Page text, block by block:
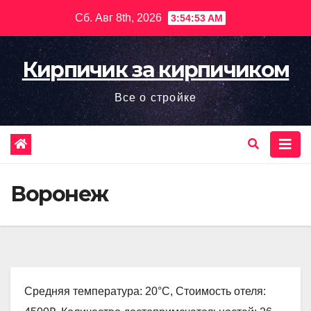
содержимому
Сб. Авг 8th, 2026 3:54:55 AM
Кирпичик за кирпичиком
Все о стройке
Воронеж
Средняя температура: 20°C, Стоимость отеля: